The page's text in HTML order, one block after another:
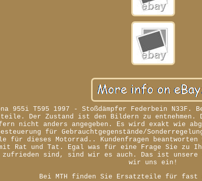
955i T595 1997 - Stoßdämpfer Federbein N33F.
Der Zustand ist den Bildern zu
nicht anders angegeben. Es wird exakt wie
für Gebrauchtgegenstände/
für dieses Motorrad.. Kundenfragen
Rat und Tat. Egal was für eine Frage Sie zu
zufrieden sind, sind wir es auch. Das ist unsere
wir uns ein!
Bei MTH finden Sie Ersatzteile für fast